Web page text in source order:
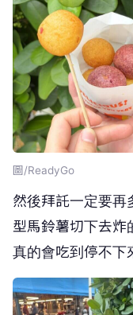
圖/ReadyGo
然後拜託一定要再
型馬鈴薯切下去炸
真的會吃到停不下